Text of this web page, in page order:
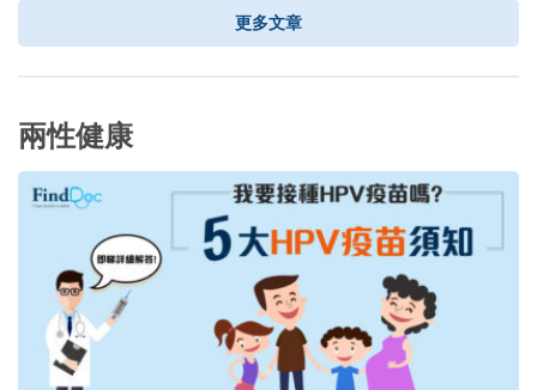
更多文章
兩性健康